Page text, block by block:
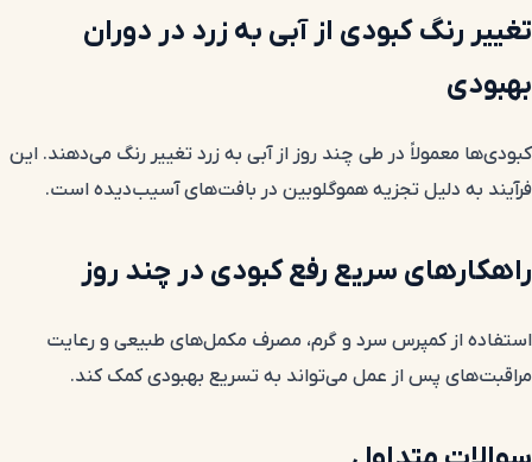
تغییر رنگ کبودی از آبی به زرد در دوران
بهبودی
کبودی‌ها معمولاً در طی چند روز از آبی به زرد تغییر رنگ می‌دهند. این
فرآیند به دلیل تجزیه هموگلوبین در بافت‌های آسیب‌دیده است.
راهکارهای سریع رفع کبودی در چند روز
استفاده از کمپرس سرد و گرم، مصرف مکمل‌های طبیعی و رعایت
مراقبت‌های پس از عمل می‌تواند به تسریع بهبودی کمک کند.